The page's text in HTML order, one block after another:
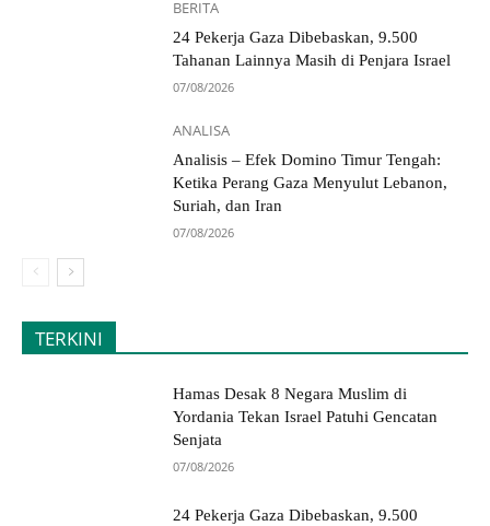
BERITA
24 Pekerja Gaza Dibebaskan, 9.500
Tahanan Lainnya Masih di Penjara Israel
07/08/2026
ANALISA
Analisis – Efek Domino Timur Tengah:
Ketika Perang Gaza Menyulut Lebanon,
Suriah, dan Iran
07/08/2026
TERKINI
Hamas Desak 8 Negara Muslim di
Yordania Tekan Israel Patuhi Gencatan
Senjata
07/08/2026
24 Pekerja Gaza Dibebaskan, 9.500